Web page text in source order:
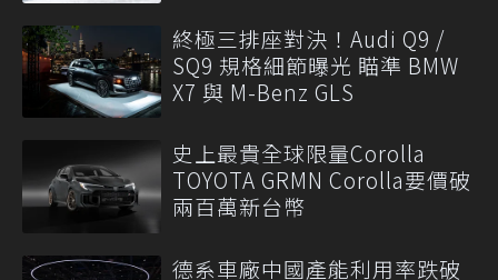
終極三排座對決！Audi Q9 /
SQ9 規格細節曝光 瞄準 BMW
X7 與 M-Benz GLS
史上最貴全球限量Corolla
TOYOTA GRMN Corolla要價破
兩百萬新台幣
德系車廠中國產能利用率跌破